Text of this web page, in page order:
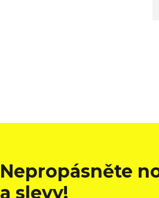
Nepropásněte
a slevy!